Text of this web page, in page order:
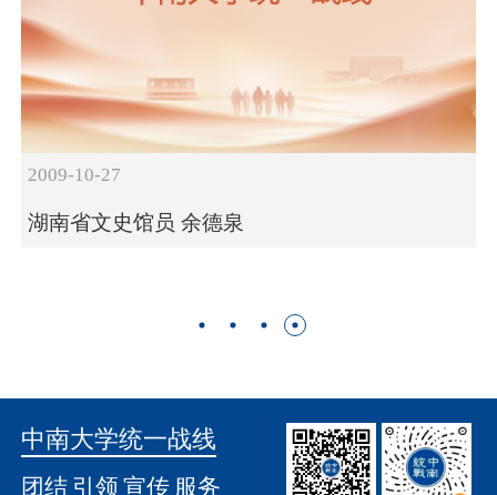
2009-10-27
湖南省文史馆员 余德泉
中南大学统一战线
团结 引领 宣传 服务